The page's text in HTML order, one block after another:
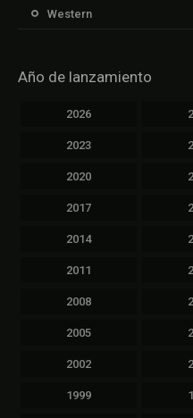
Western
Año de lanzamiento
2026
2023
2020
2017
2014
2011
2008
2005
2002
1999